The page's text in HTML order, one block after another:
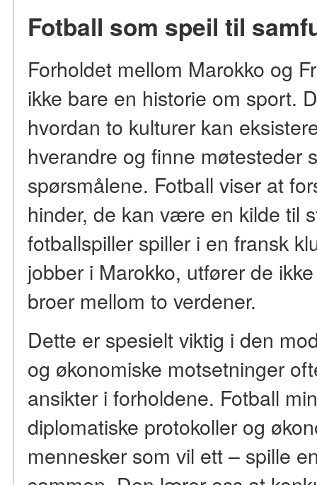
Fotball som speil til
Forholdet mellom Marokko og
ikke bare en historie om sport.
hvordan to kulturer kan
hverandre og finne møtesteder
spørsmålene. Fotball viser at
hinder, de kan være en kilde til
fotballspiller spiller i en fransk
jobber i Marokko, utfører de
broer mellom to verdener.
Dette er spesielt viktig i den
og økonomiske motsetninger
ansikter i forholdene. Fotball
diplomatiske protokoller og
mennesker som vil ett – spille